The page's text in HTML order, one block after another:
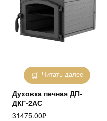
Читать далее
Духовка печная ДП-
ДКГ-2АС
31475.00₽